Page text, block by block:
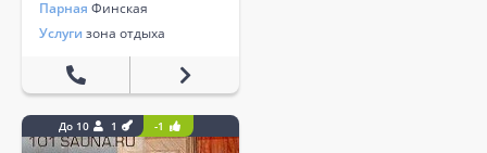
Парная Финская
Услуги зона отдыха
До 10 1 -1